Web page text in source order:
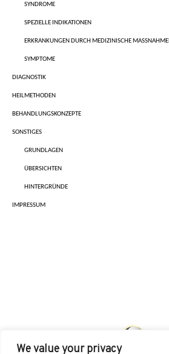
We value your privacy
SYNDROME
SPEZIELLE INDIKATIONEN
ERKRANKUNGEN DURCH MEDIZINISCHE MASSNAHMEN
SYMPTOME
DIAGNOSTIK
HEILMETHODEN
BEHANDLUNGSKONZEPTE
SONSTIGES
GRUNDLAGEN
ÜBERSICHTEN
HINTERGRÜNDE
IMPRESSUM